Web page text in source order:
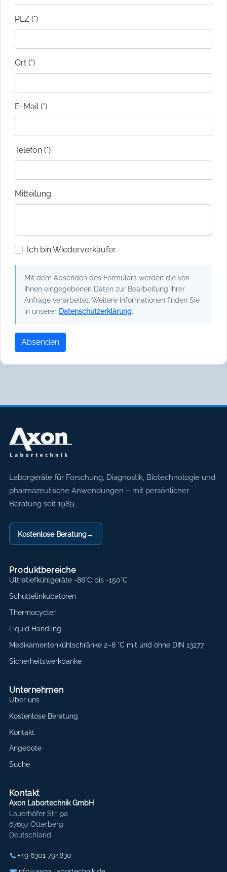
PLZ (*)
Ort (*)
E-Mail (*)
Telefon (*)
Mitteilung
Ich bin Wiederverkäufer.
Mit dem Absenden des Formulars werden die von
Ihnen eingegebenen Daten zur Bearbeitung Ihrer
Anfrage verarbeitet. Weitere Informationen finden Sie
in unserer Datenschutzerklärung.
Absenden
Axon Labortechnik
Laborgeräte für Forschung, Diagnostik, Biotechnologie und
pharmazeutische Anwendungen – mit persönlicher
Beratung seit 1989.
Kostenlose Beratung→
Produktbereiche
Ultratiefkühlgeräte -86°C bis -150°C
Schüttelinkubatoren
Thermocycler
Liquid Handling
Medikamentenkühlschränke 2–8 °C mit und ohne DIN 13277
Sicherheitswerkbänke
Unternehmen
Über uns
Kostenlose Beratung
Kontakt
Angebote
Suche
Kontakt
Axon Labortechnik GmbH
Lauerhöfer Str. 9a
67697 Otterberg
Deutschland
+49 6301 794830